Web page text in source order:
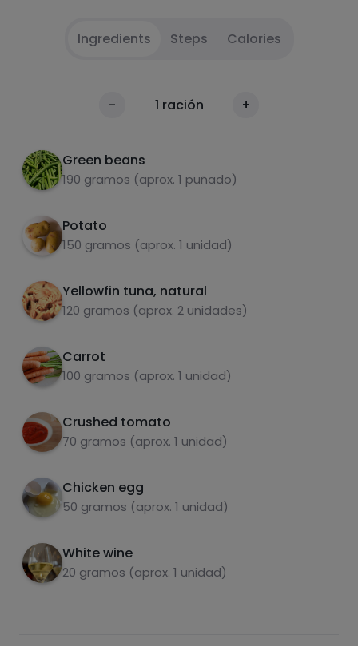
Ingredients Steps Calories
- 1 ración +
Green beans
190 gramos (aprox. 1 puñado)
Potato
150 gramos (aprox. 1 unidad)
Yellowfin tuna, natural
120 gramos (aprox. 2 unidades)
Carrot
100 gramos (aprox. 1 unidad)
Crushed tomato
70 gramos (aprox. 1 unidad)
Chicken egg
50 gramos (aprox. 1 unidad)
White wine
20 gramos (aprox. 1 unidad)
Boil the beans together with the peeled and
cut carrot + potato. Once they start to boil it
2 Boil an egg for approx. 6'.
small cans of natural tuna. Add spices to
taste (I used garlic powder, pepper, basil and
wine. Leave over medium heat until reduced.
carbohydrates proteins
fats
Sugars Saturated fats